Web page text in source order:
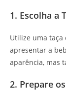
1. Escolha a
Utilize uma
apresentar a
aparência, mas
2. Prepare